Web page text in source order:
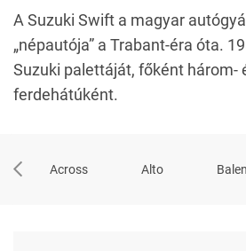
A Suzuki Swift a magyar
„népautója” a Trabant-éra óta.
Suzuki palettáját, főként három-
ferdehátúként.
Across Alto